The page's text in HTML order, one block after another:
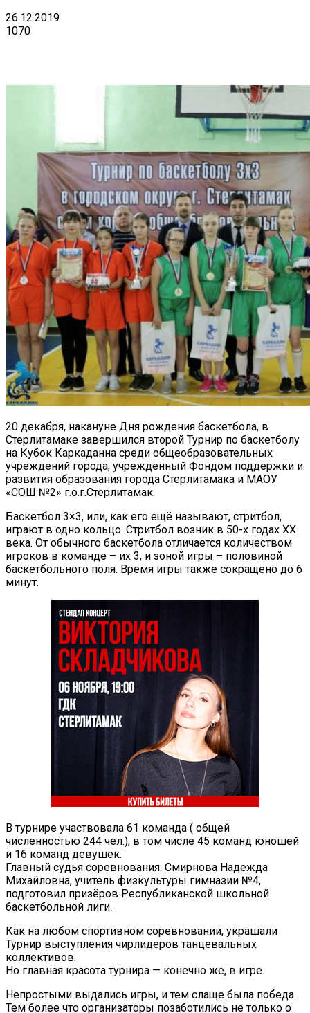
26.12.2019
1070
20 декабря, накануне Дня рождения баскетбола, в
Стерлитамаке завершился второй Турнир по баскетболу
на Кубок Каркаданна среди общеобразовательных
учреждений города, учрежденный Фондом поддержки и
развития образования города Стерлитамака и МАОУ
«СОШ №2» г.о.г.Стерлитамак.
Баскетбол 3×3, или, как его ещё называют, стритбол,
играют в одно кольцо. Стритбол возник в 50-х годах XX
века. От обычного баскетбола отличается количеством
игроков в команде – их 3, и зоной игры – половиной
баскетбольного поля. Время игры также сокращено до 6
минут.
В турнире участвовала 61 команда ( общей
численностью 244 чел.), в том числе 45 команд юношей
и 16 команд девушек.
Главный судья соревнования: Смирнова Надежда
Михайловна, учитель физкультуры гимназии №4,
подготовил призёров Республиканской школьной
баскетбольной лиги.
Как на любом спортивном соревновании, украшали
Турнир выступления чирлидеров танцевальных
коллективов.
Но главная красота турнира — конечно же, в игре.
Непростыми выдались игры, и тем слаще была победа.
Тем более что организаторы позаботились не только о